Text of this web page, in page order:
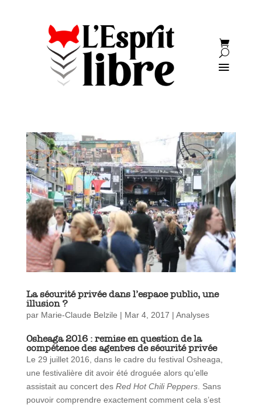
La sécurité privée dans l’espace public, une
illusion ?
par Marie-Claude Belzile | Mar 4, 2017 | Analyses
Osheaga 2016 : remise en question de la
compétence des agent·e·s de sécurité privée
Le 29 juillet 2016, dans le cadre du festival Osheaga,
une festivalière dit avoir été droguée alors qu’elle
assistait au concert des Red Hot Chili Peppers. Sans
pouvoir comprendre exactement comment cela s’est